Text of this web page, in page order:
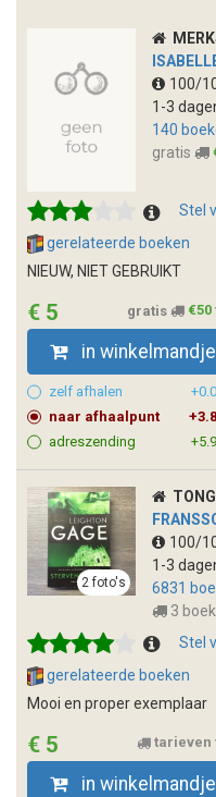
100/
1-3
140
gratis
Stel
gerelateerde boeken
NIEUW, NIET GEBRUIKT
€ 5 gratis €50
in winkelmandje
zelf afhalen
naar afhaalpunt
adreszending
100/
1-3
6831
3
2 foto's
Stel
gerelateerde boeken
Mooi en proper exemplaar
€ 5 tarieven
in winkelmandje